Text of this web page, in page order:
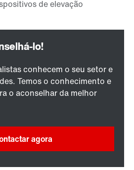
conhecem o seu setor e
Temos o conhecimento e
o aconselhar da melhor
agora